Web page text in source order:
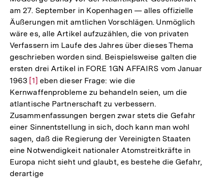
am 27. September in Kopenhagen — alles offizielle
Äußerungen mit amtlichen Vorschlägen. Unmöglich
wäre es, alle Artikel aufzuzählen, die von privaten
Verfassern im Laufe des Jahres über dieses Thema
geschrieben worden sind. Beispielsweise galten die
ersten drei Artikel in FORE 1GN AFFAIRS vom Januar
1963 Zur
Auflösung
der
Fußnote
[1] eben dieser Frage: wie die
Kernwaffenprobleme zu behandeln seien, um die
atlantische Partnerschaft zu verbessern.
Zusammenfassungen bergen zwar stets die Gefahr
einer Sinnentstellung in sich, doch kann man wohl
sagen, daß die Regierung der Vereinigten Staaten
eine Notwendigkeit nationaler Atomstreitkräfte in
Europa nicht sieht und glaubt, es bestehe die Gefahr,
derartige